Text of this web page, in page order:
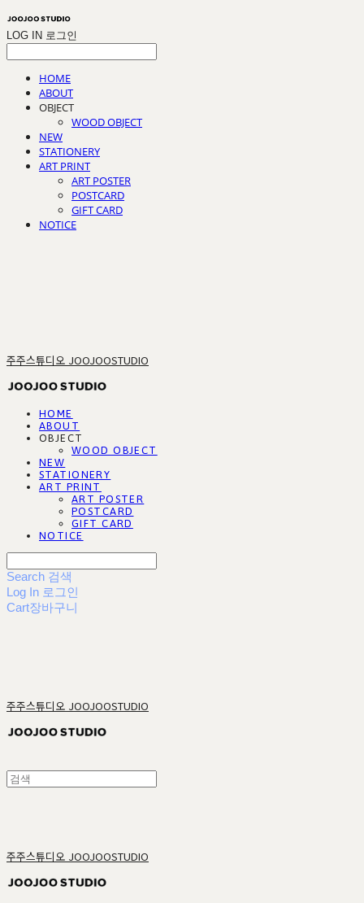
LOG IN 로그인
HOME
ABOUT
OBJECT
WOOD OBJECT
NEW
STATIONERY
ART PRINT
ART POSTER
POSTCARD
GIFT CARD
NOTICE
주주스튜디오 JOOJOOSTUDIO
HOME
ABOUT
OBJECT
WOOD OBJECT
NEW
STATIONERY
ART PRINT
ART POSTER
POSTCARD
GIFT CARD
NOTICE
Search 검색
Log In 로그인
Cart장바구니
주주스튜디오 JOOJOOSTUDIO
주주스튜디오 JOOJOOSTUDIO